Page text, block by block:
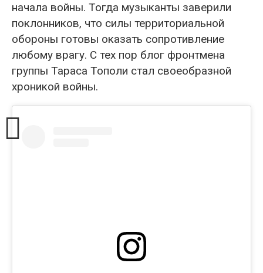
начала войны. Тогда музыканты заверили
поклонников, что силы территориальной
обороны готовы оказать сопротивление
любому врагу. С тех пор блог фронтмена
группы Тараса Тополи стал своеобразной
хроникой войны.